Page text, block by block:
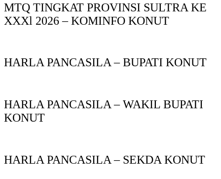
MTQ TINGKAT PROVINSI SULTRA KE
XXXl 2026 – KOMINFO KONUT
HARLA PANCASILA – BUPATI KONUT
HARLA PANCASILA – WAKIL BUPATI
KONUT
HARLA PANCASILA – SEKDA KONUT